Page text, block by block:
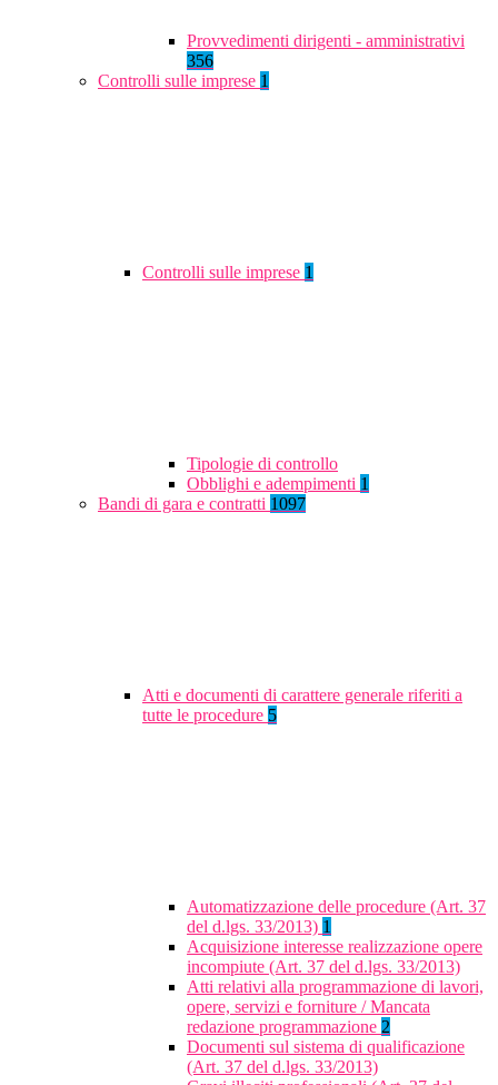
Provvedimenti dirigenti - amministrativi
356
Controlli sulle imprese 1
Controlli sulle imprese 1
Tipologie di controllo
Obblighi e adempimenti 1
Bandi di gara e contratti 1097
Atti e documenti di carattere generale riferiti a
tutte le procedure 5
Automatizzazione delle procedure (Art. 37
del d.lgs. 33/2013) 1
Acquisizione interesse realizzazione opere
incompiute (Art. 37 del d.lgs. 33/2013)
Atti relativi alla programmazione di lavori,
opere, servizi e forniture / Mancata
redazione programmazione 2
Documenti sul sistema di qualificazione
(Art. 37 del d.lgs. 33/2013)